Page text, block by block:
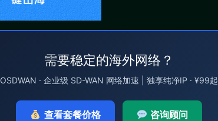
需要稳定的海外网络？
OSDWAN · 企业级 SD-WAN 网络加速 | 独享纯净IP · ¥99起
查看套餐价格 咨询顾问